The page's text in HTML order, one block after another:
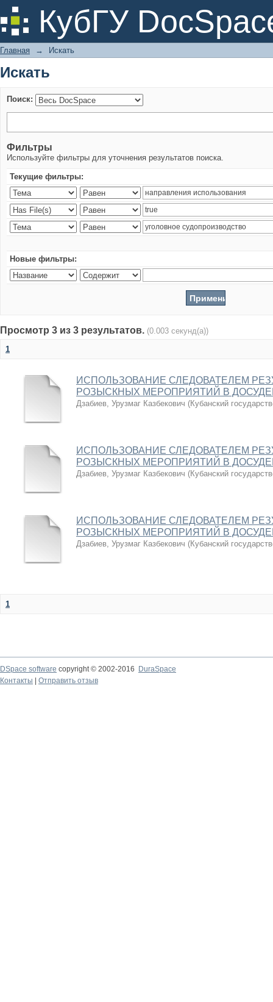
КубГУ
Искать
Главная → Искать
Искать
Поиск:
Фильтры
Используйте фильтры для уточнения результатов поиска.
Текущие фильтры:
Новые фильтры:
Просмотр 3 из 3 результатов. (0.003 секунд(а))
1
ИСПОЛЬЗОВАНИЕ СЛЕДОВАТЕЛЕМ
РОЗЫСКНЫХ МЕРОПРИЯТИЙ В
Дзабиев, Урузмаг Казбекович (Кубанский
ИСПОЛЬЗОВАНИЕ СЛЕДОВАТЕЛЕМ
РОЗЫСКНЫХ МЕРОПРИЯТИЙ В
Дзабиев, Урузмаг Казбекович (Кубанский
ИСПОЛЬЗОВАНИЕ СЛЕДОВАТЕЛЕМ
РОЗЫСКНЫХ МЕРОПРИЯТИЙ В
Дзабиев, Урузмаг Казбекович (Кубанский
1
DSpace software copyright © 2002-2016
DuraSpace
Контакты
Отправить отзыв